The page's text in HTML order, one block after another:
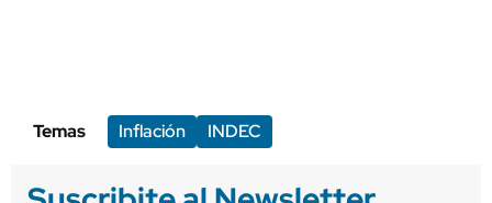
Temas Inflación INDEC